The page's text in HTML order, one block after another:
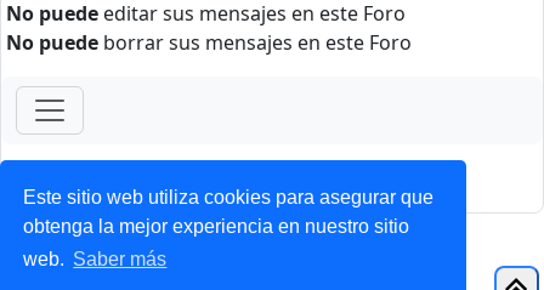
Este sitio web utiliza cookies para asegurar que
obtenga la mejor experiencia en nuestro sitio
web. Saber más
No puede editar sus mensajes en este Foro
No puede borrar sus mensajes en este Foro
ForoClub 2025
Privacidad| Condiciones